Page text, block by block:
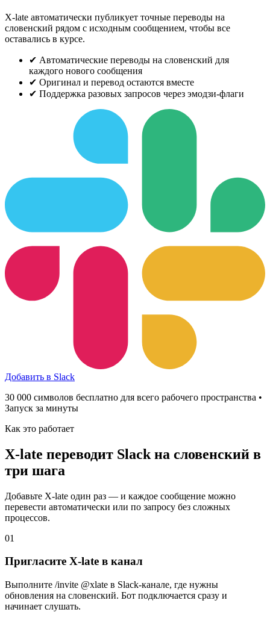
X-late автоматически публикует точные переводы на
словенский рядом с исходным сообщением, чтобы все
оставались в курсе.
✔ Автоматические переводы на словенский для
каждого нового сообщения
✔ Оригинал и перевод остаются вместе
✔ Поддержка разовых запросов через эмодзи-флаги
Добавить в Slack
30 000 символов бесплатно для всего рабочего пространства •
Запуск за минуты
Как это работает
X-late переводит Slack на словенский в
три шага
Добавьте X-late один раз — и каждое сообщение можно
перевести автоматически или по запросу без сложных
процессов.
01
Пригласите X-late в канал
Выполните /invite @xlate в Slack-канале, где нужны
обновления на словенский. Бот подключается сразу и
начинает слушать.